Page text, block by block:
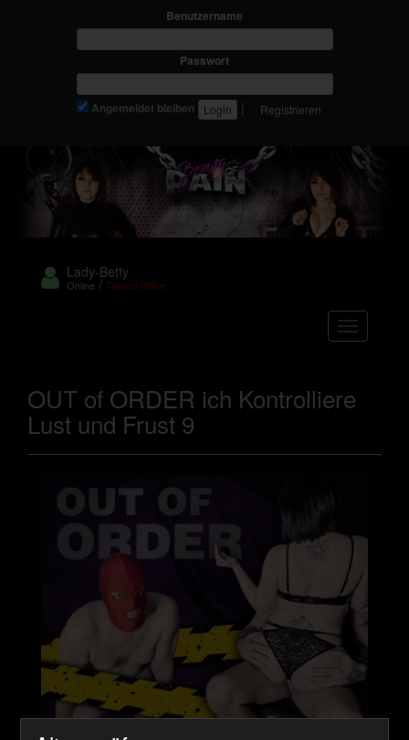
Benutzername
Passwort
Angemeldet bleiben Registrieren
Lady-Betty
Online /Telefon offline
OUT of ORDER ich Kontrolliere
Lust und Frust 9